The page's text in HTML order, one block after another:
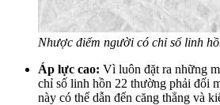
Nhược điểm người có chỉ số linh
Áp lực cao: Vì luôn đặt ra những
chỉ số linh hồn 22 thường phải đối
này có thể dẫn đến căng thẳng và